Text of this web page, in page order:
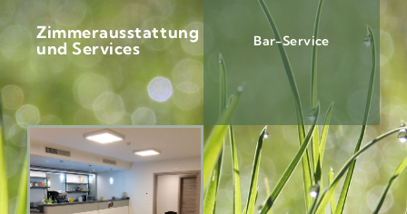
Zimmerausstattung
und Services Bar-Service